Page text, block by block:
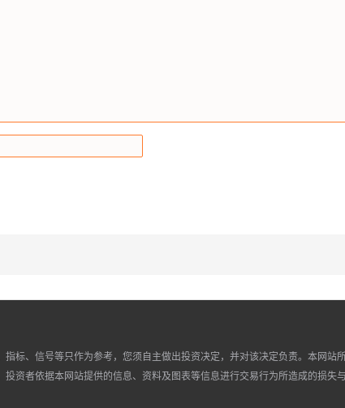
标、信号等只作为参考，您须自主做出投资决定，并对该决定负责。本网
资者依据本网站提供的信息、资料及图表等信息进行交易行为所造成的损失与